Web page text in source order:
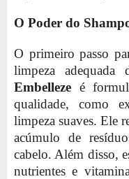
O Poder do
O primeiro passo
limpeza
Embelleze é
qualidade, como
limpeza suaves. Ele
acúmulo de
cabelo. Além disso,
nutrientes e